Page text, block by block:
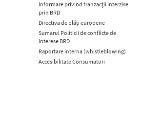
Informare privind tranzacții interzise
prin BRD
Directiva de plăți europene
Sumarul Politicii de conflicte de
interese BRD
Raportare interna (whistleblowing)
Accesibilitate Consumatori